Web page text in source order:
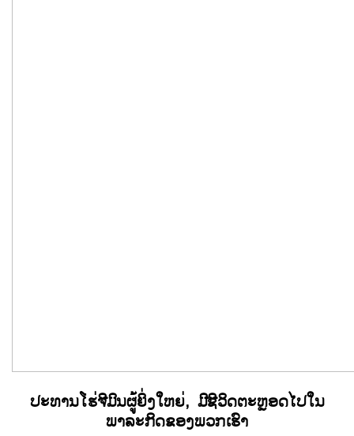
ປະທານ​ໂຮ່ຈີ​ມິນຜູ້​ຍິ່ງ​ໃຫຍ່, ​ມີ​ຊີວິດ​ຕະຫຼອດ​ໄປ​ໃນ​
ພາລະກິດ​ຂອງ​ພວກ​ເຮົາ